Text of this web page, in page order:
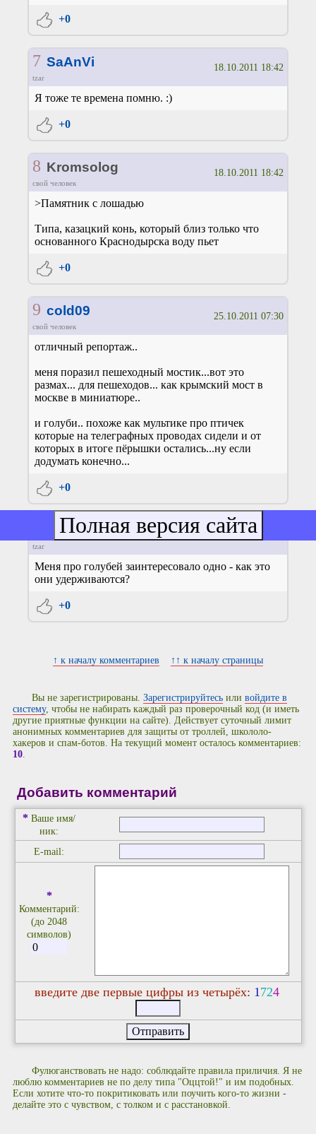
+0
7 SaAnVi
tzar
18.10.2011 18:42
Я тоже те времена помню. :)
+0
8 Kromsolog
свой человек
18.10.2011 18:42
>Памятник с лошадью
Типа, казацкий конь, который близ только что
основанного Краснодырска воду пьет
+0
9 cold09
свой человек
25.10.2011 07:30
отличный репортаж..
меня поразил пешеходный мостик...вот это
размах... для пешеходов... как крымский мост в
москве в миниатюре..
и голуби.. похоже как мультике про птичек
которые на телеграфных проводах сидели и от
которых в итоге пёрышки остались...ну если
додумать конечно...
+0
SaAnVi
tzar
25.10.2011 08:53
Меня про голубей заинтересовало одно - как это
они удерживаются?
+0
↑ к началу комментариев ↑↑ к началу страницы
Вы не зарегистрированы.Зарегистрируйтесь иливойдите в
систему, чтобы не набирать каждый раз проверочный код (и иметь
другие приятные функции на сайте). Действует суточный лимит
анонимных комментариев для защиты от троллей, школоло-
хакеров и спам-ботов. На текущий момент осталось комментариев:
10.
Добавить комментарий
* Ваше имя/
ник:
E-mail:
*
Комментарий:
(до 2048
символов)
введите две первые цифры из четырёх: 1724
Фулюганствовать не надо: соблюдайте правила приличия. Я не
люблю комментариев не по делу типа "Оццтой!" и им подобных.
Если хотите что-то покритиковать или поучить кого-то жизни -
делайте это с чувством, с толком и с расстановкой.